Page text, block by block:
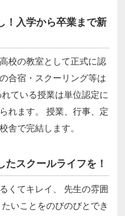
！入学から卒業まで新
校の教室として正式に認
合宿・スクーリング等は
ている授業は単位認定に
れます。 授業、行事、定
舎で完結します。
スクールライフを！
くてキレイ、 先生の雰囲
いことをのびのびとでき